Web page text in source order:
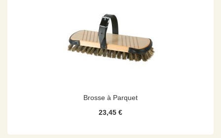
Brosse à Parquet
23,45 €